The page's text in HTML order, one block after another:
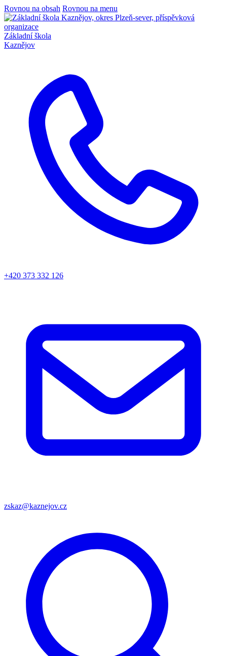
Rovnou na obsah Rovnou na menu
Základní škola
Kaznějov
+420 373 332 126
zskaz@kaznejov.cz